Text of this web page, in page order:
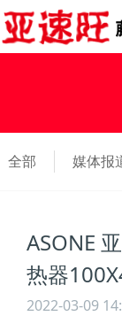
全部 媒体报
ASONE
热器
2022-03-09